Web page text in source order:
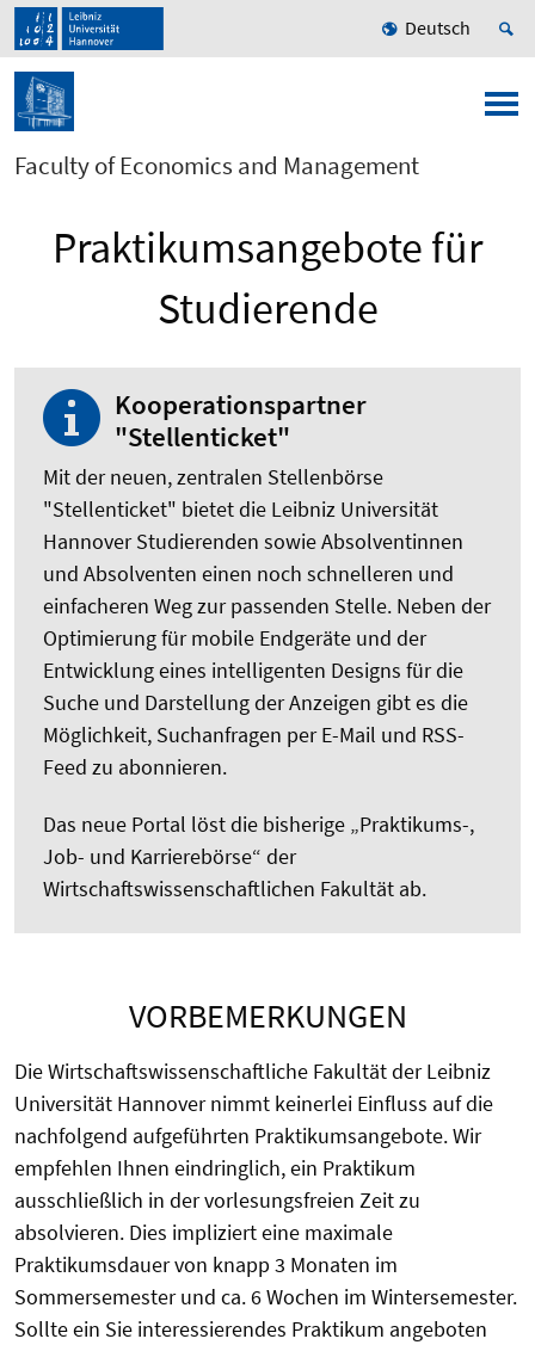
Deutsch
Faculty of Economics and Management
Praktikumsangebote für
Studierende
Kooperationspartner
"Stellenticket"
Mit der neuen, zentralen Stellenbörse
"Stellenticket" bietet die Leibniz Universität
Hannover Studierenden sowie Absolventinnen
und Absolventen einen noch schnelleren und
einfacheren Weg zur passenden Stelle. Neben der
Optimierung für mobile Endgeräte und der
Entwicklung eines intelligenten Designs für die
Suche und Darstellung der Anzeigen gibt es die
Möglichkeit, Suchanfragen per E-Mail und RSS-
Feed zu abonnieren.
Das neue Portal löst die bisherige „Praktikums-,
Job- und Karrierebörse“ der
Wirtschaftswissenschaftlichen Fakultät ab.
VORBEMERKUNGEN
Die Wirtschaftswissenschaftliche Fakultät der Leibniz
Universität Hannover nimmt keinerlei Einfluss auf die
nachfolgend aufgeführten Praktikumsangebote. Wir
empfehlen Ihnen eindringlich, ein Praktikum
ausschließlich in der vorlesungsfreien Zeit zu
absolvieren. Dies impliziert eine maximale
Praktikumsdauer von knapp 3 Monaten im
Sommersemester und ca. 6 Wochen im Wintersemester.
Sollte ein Sie interessierendes Praktikum angeboten